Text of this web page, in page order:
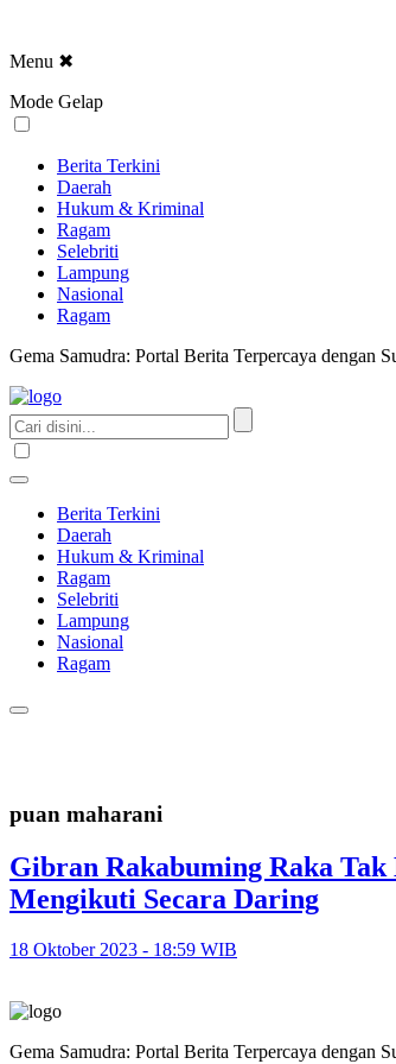
Menu ✖
Mode Gelap
Berita Terkini
Daerah
Hukum & Kriminal
Ragam
Selebriti
Lampung
Nasional
Ragam
Gema Samudra: Portal Berita Terpercaya dengan
Berita Terkini
Daerah
Hukum & Kriminal
Ragam
Selebriti
Lampung
Nasional
Ragam
puan maharani
Gibran Rakabuming Raka
Mengikuti Secara Daring
18 Oktober 2023 - 18:59 WIB
Gema Samudra: Portal Berita Terpercaya dengan